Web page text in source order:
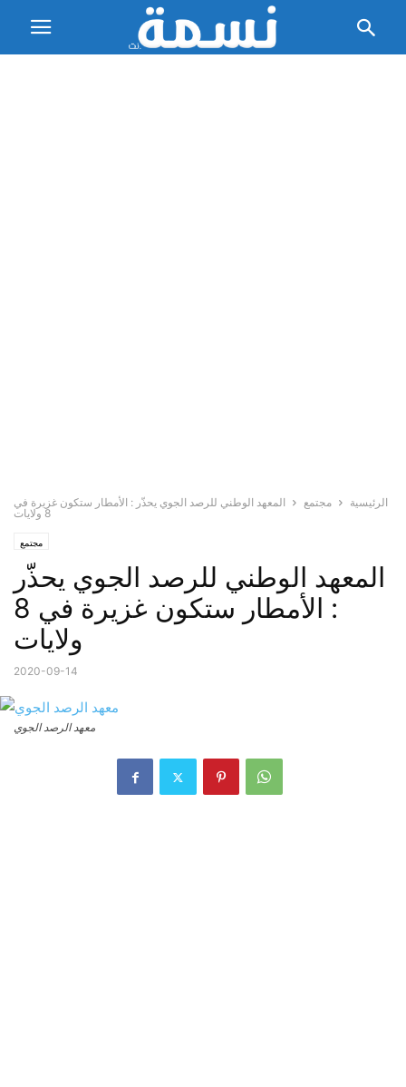
الرئيسية مجتمع
المعهد الوطني للرصد الجوي يحذّر : الأمطار ستكون غزيرة في
8 ولايات
مجتمع
المعهد الوطني للرصد الجوي يحذّر
: الأمطار ستكون غزيرة في 8
ولايات
2020-09-14
معهد الرصد الجوي